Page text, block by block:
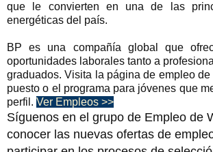
que le convierten en una de las
energéticas del país.
BP es una compañía global que
oportunidades laborales tanto a
graduados. Visita la página de empleo de
puesto o el programa para jóvenes que
perfil. Ver Empleos >>
Síguenos en el grupo de Empleo de
conocer las nuevas ofertas de